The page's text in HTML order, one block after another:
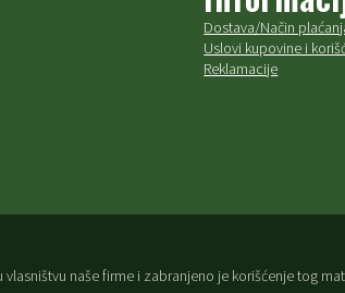
Dostava/Način
Uslovi kupovine i
Reklamacije
naše firme i zabranjeno je korišćenje tog